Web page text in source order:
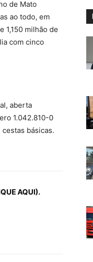
de Mato
ao todo, em
1,150 milhão de
com cinco
aberta
1.042.810-0
básicas.
AQUI).